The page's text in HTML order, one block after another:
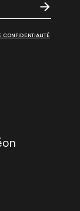
CONFIDENTIALITÉ